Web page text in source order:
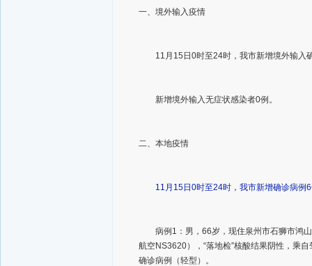
一、境外输入疫情
11月15日0时至24时，我市新增境外输入
新增境外输入无症状感染者0例。
二、本地疫情
11月15日0时至24时，我市新增确诊病例
病例1：男，66岁，现住泉州市石狮市鸿山
航空NS3620），“落地检”核酸结果阴性，乘
确诊病例（轻型）。